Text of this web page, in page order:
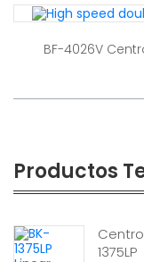
BF-4026V
Productos
1375LP